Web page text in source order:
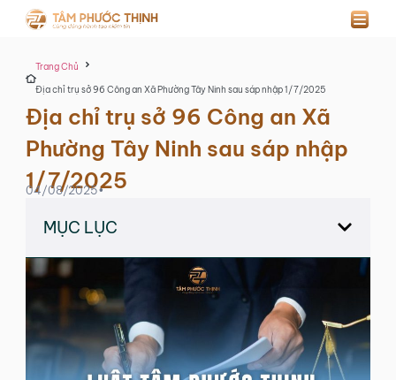
Trang Chủ
Địa chỉ trụ sở 96 Công an Xã Phường Tây Ninh sau sáp nhập 1/7/2025
Địa chỉ trụ sở 96 Công an Xã
Phường Tây Ninh sau sáp nhập
1/7/2025
04/08/2025•
MỤC LỤC